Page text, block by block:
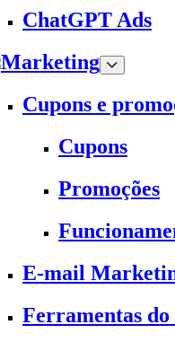
ChatGPT Ads
Marketing
Cupons e
Cupons
Promoções
E-mail
Ferramentas do